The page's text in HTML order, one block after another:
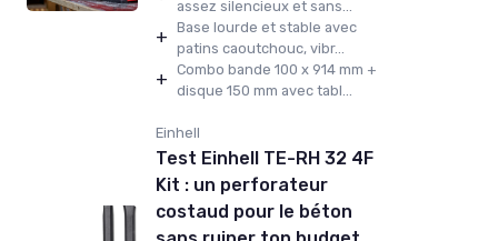
assez silencieux et sans...
+ Base lourde et stable avec
patins caoutchouc, vibr...
+ Combo bande 100 x 914 mm +
disque 150 mm avec tabl...
Einhell
Test Einhell TE-RH 32 4F
Kit : un perforateur
costaud pour le béton